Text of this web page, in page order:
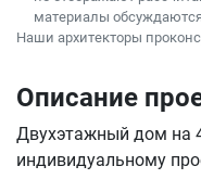
материалы
Наши архитекторы
Описание
Двухэтажный дом на
индивидуальному